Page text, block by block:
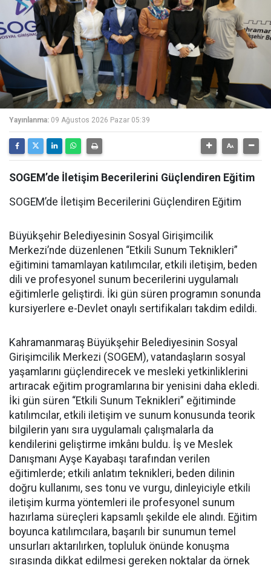
Yayınlanma: 09 Ağustos 2026 Pazar 05:39
SOGEM’de İletişim Becerilerini Güçlendiren Eğitim
SOGEM’de İletişim Becerilerini Güçlendiren Eğitim
Büyükşehir Belediyesinin Sosyal Girişimcilik
Merkezi’nde düzenlenen “Etkili Sunum Teknikleri”
eğitimini tamamlayan katılımcılar, etkili iletişim, beden
dili ve profesyonel sunum becerilerini uygulamalı
eğitimlerle geliştirdi. İki gün süren programın sonunda
kursiyerlere e-Devlet onaylı sertifikaları takdim edildi.
Kahramanmaraş Büyükşehir Belediyesinin Sosyal
Girişimcilik Merkezi (SOGEM), vatandaşların sosyal
yaşamlarını güçlendirecek ve mesleki yetkinliklerini
artıracak eğitim programlarına bir yenisini daha ekledi.
İki gün süren “Etkili Sunum Teknikleri” eğitiminde
katılımcılar, etkili iletişim ve sunum konusunda teorik
bilgilerin yanı sıra uygulamalı çalışmalarla da
kendilerini geliştirme imkânı buldu. İş ve Meslek
Danışmanı Ayşe Kayabaşı tarafından verilen
eğitimlerde; etkili anlatım teknikleri, beden dilinin
doğru kullanımı, ses tonu ve vurgu, dinleyiciyle etkili
iletişim kurma yöntemleri ile profesyonel sunum
hazırlama süreçleri kapsamlı şekilde ele alındı. Eğitim
boyunca katılımcılara, başarılı bir sunumun temel
unsurları aktarılırken, topluluk önünde konuşma
sırasında dikkat edilmesi gereken noktalar da örnek